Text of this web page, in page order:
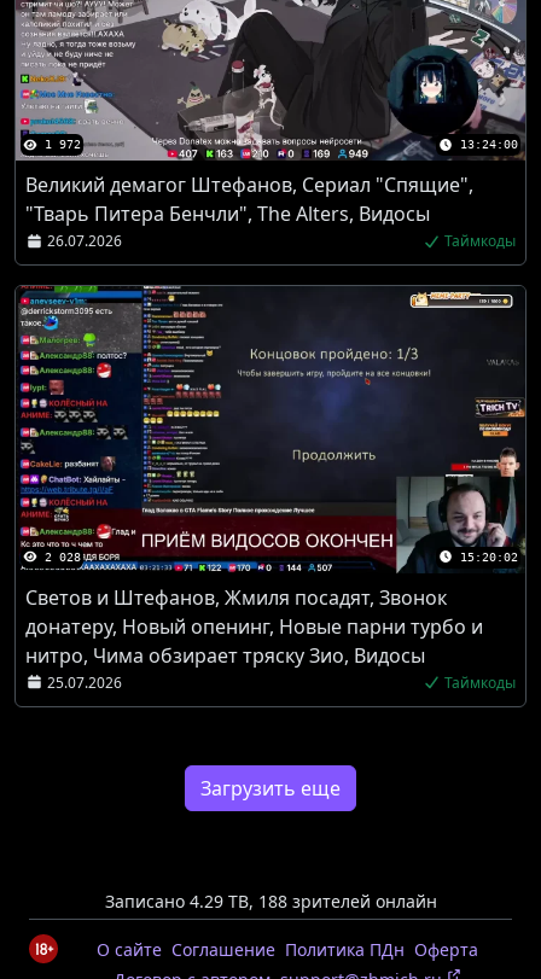
1 972 13:24:00
Великий демагог Штефанов, Сериал "Спящие",
"Тварь Питера Бенчли", The Alters, Видосы
26.07.2026 Таймкоды
2 028 15:20:02
Светов и Штефанов, Жмиля посадят, Звонок
донатеру, Новый опенинг, Новые парни турбо и
нитро, Чима обзирает тряску Зио, Видосы
25.07.2026 Таймкоды
Загрузить еще
Записано 4.29 TB, 188 зрителей онлайн
О сайте Соглашение Политика ПДн Оферта